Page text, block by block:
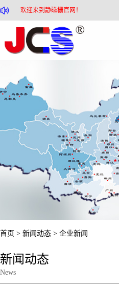
欢迎来到静磁栅官网！
首页 > 新闻动态 > 企业新闻
新闻动态
News